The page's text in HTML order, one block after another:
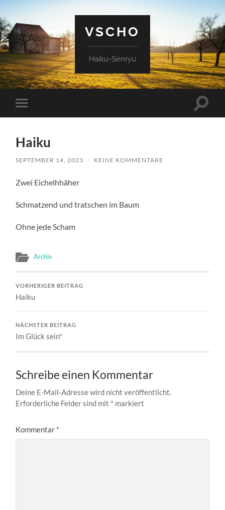
VSCHO
Haiku-Senryu
Mobile-
Menü
Haiku
SEPTEMBER 14, 2023 / KEINE KOMMENTARE
Zwei Eichelhhäher
Schmatzend und tratschen im Baum
Ohne jede Scham
Archiv
VORHERIGER BEITRAG
Haiku
NÄCHSTER BEITRAG
Im Glück sein*
Schreibe einen Kommentar
Deine E-Mail-Adresse wird nicht veröffentlicht.
Erforderliche Felder sind mit * markiert
Kommentar *